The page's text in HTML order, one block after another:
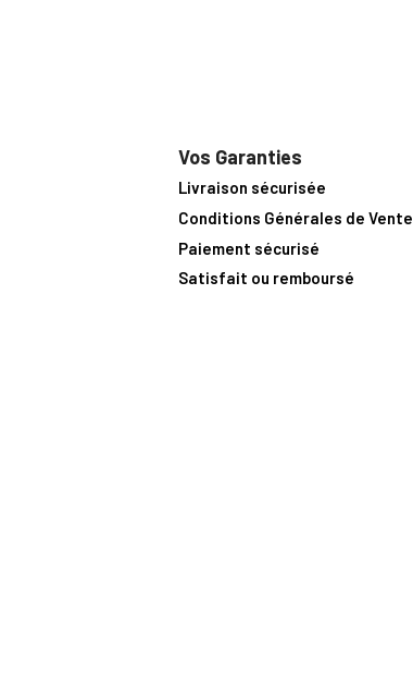
Vos Garanties
Livraison sécurisée
Conditions Générales de Vente
Paiement sécurisé
Satisfait ou remboursé